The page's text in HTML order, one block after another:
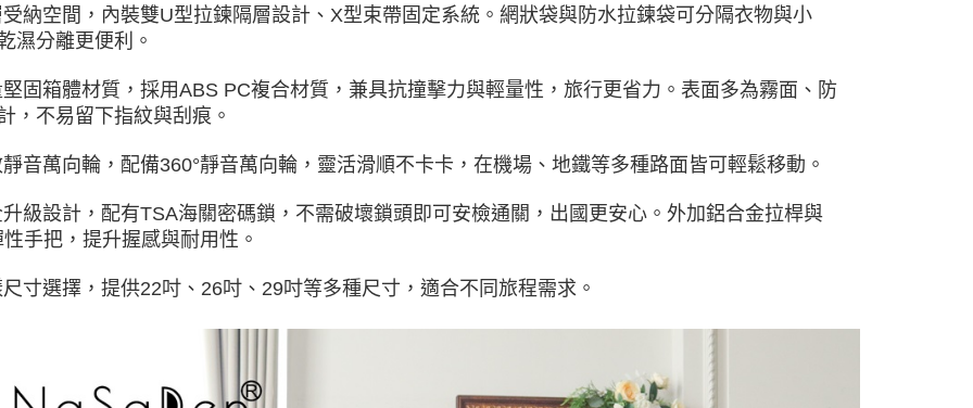
受納空間，內裝雙U型拉鍊隔層設計、X型束帶固定系統。網狀袋與防水拉鍊袋可分隔衣物與小
濕分離更便利。
堅固箱體材質，採用ABS PC複合材質，兼具抗撞擊力與輕量性，旅行更省力。表面多為霧面、防
，不易留下指紋與刮痕。
靜音萬向輪，配備360°靜音萬向輪，靈活滑順不卡卡，在機場、地鐵等多種路面皆可輕鬆移動。
升級設計，配有TSA海關密碼鎖，不需破壞鎖頭即可安檢通關，出國更安心。外加鋁合金拉桿與
手把，提升握感與耐用性。
尺寸選擇，提供22吋、26吋、29吋等多種尺寸，適合不同旅程需求。